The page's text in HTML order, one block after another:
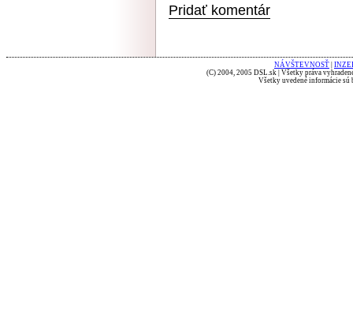
Pridať komentár
NÁVŠTEVNOSŤ
(C) 2004, 2005 DSL.sk | Všetky práva
Všetky uvedené informácie sú